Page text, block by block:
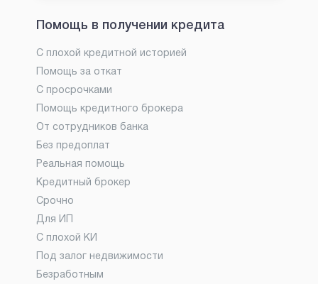
Помощь в получении кредита
С плохой кредитной историей
Помощь за откат
С просрочками
Помощь кредитного брокера
От сотрудников банка
Без предоплат
Реальная помощь
Кредитный брокер
Срочно
Для ИП
С плохой КИ
Под залог недвижимости
Безработным